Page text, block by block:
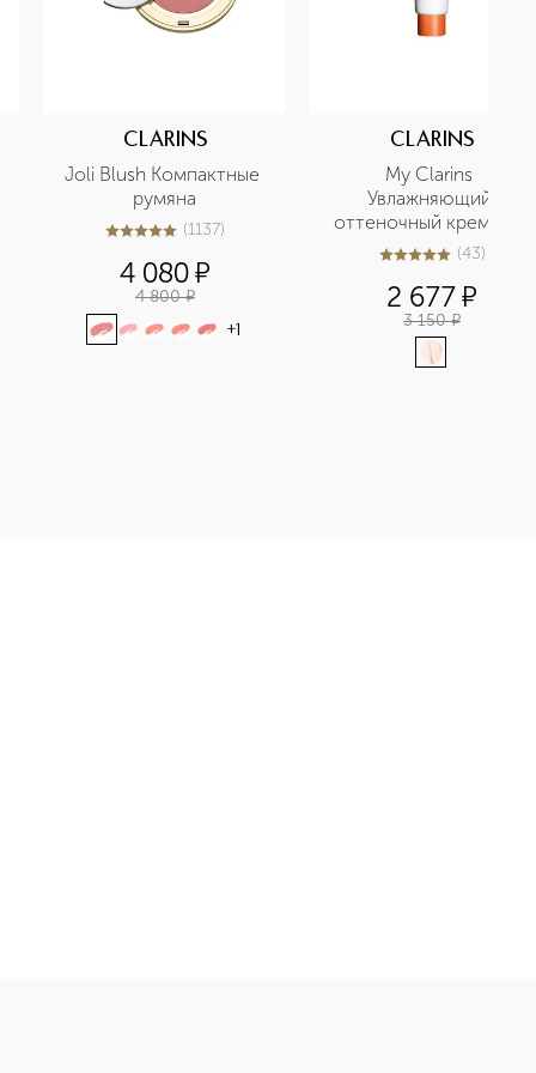
CLARINS
Joli Blush Компактные
румяна
5из 51137 (1137)
4 080¤
4 800 ¤
+1
CLARINS
My Clarins
Увлажняющий
оттеночный крем для
лица
4.9из543 (43)
2 677¤
3 150 ¤